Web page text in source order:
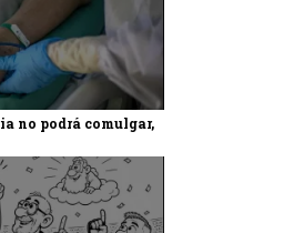
no podrá comulgar,